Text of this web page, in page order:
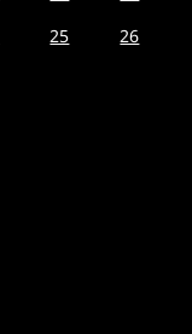
25
26